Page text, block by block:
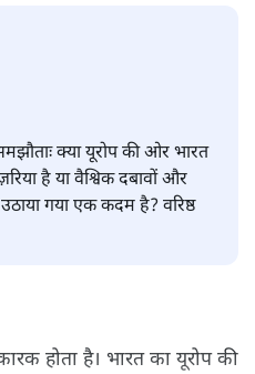
क्या यूरोप की ओर भारत
है या वैश्विक दबावों और
गया एक कदम है? वरिष्ठ
होता है। भारत का यूरोप की